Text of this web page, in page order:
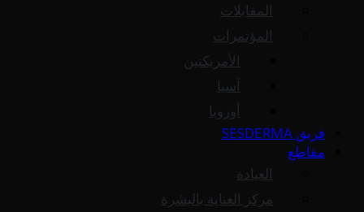
المقابلات
المؤتمرات
الأمريكتين
آسيا
أوروبا
فريق SESDERMA
مقاطع
العيادة
مركز العناية بالبشرة